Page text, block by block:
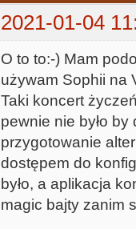
2021-01-04
O to to:-) Mam
używam Sophii na
Taki koncert
pewnie nie było
przygotowanie
dostępem do
było, a aplikacja
magic bajty zanim